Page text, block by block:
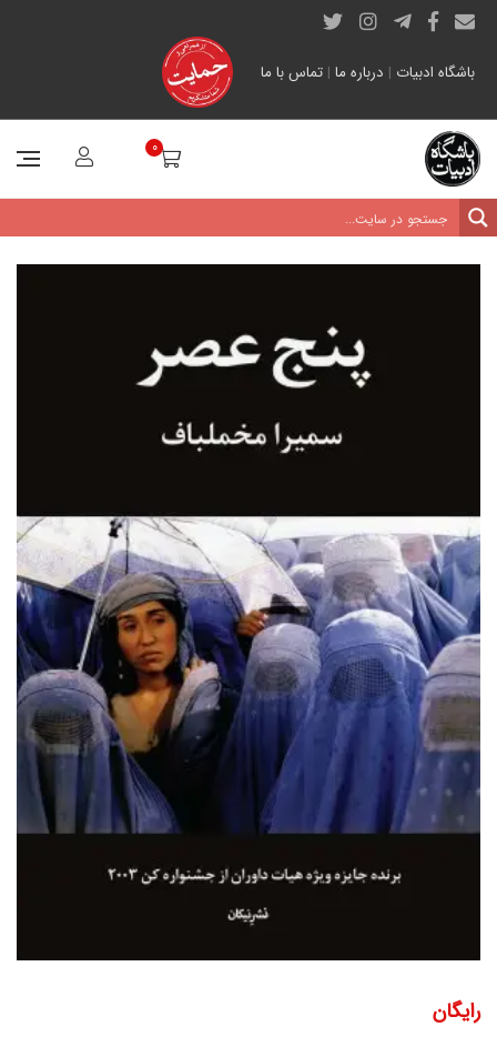
باشگاه ادبیات | درباره ما | تماس با ما
0
رایگان